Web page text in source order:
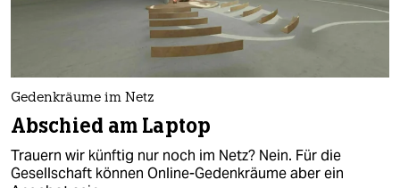
Gedenkräume im Netz
Abschied am Laptop
Trauern wir künftig nur noch im Netz? Nein. Für die
Gesellschaft können Online-Gedenkräume aber ein